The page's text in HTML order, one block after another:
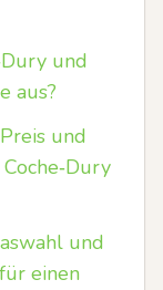
und
aus?
und
und
einen